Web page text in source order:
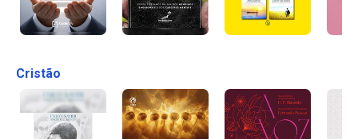
Cristão